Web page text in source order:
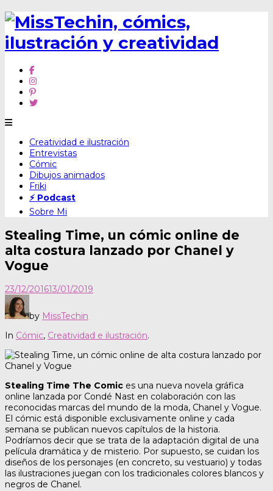
Skip
content
Creatividad e ilustración
Entrevistas
Cómic
Dibujos animados
Friki
⚡ Podcast
Sobre Mi
Stealing Time, un cómic online de
alta costura lanzado por Chanel y
Vogue
23/12/201613/01/2019
by MissTechin
In Cómic, Creatividad e ilustración.
Stealing Time The Comic es una nueva novela gráfica
online lanzada por Condé Nast en colaboración con las
reconocidas marcas del mundo de la moda, Chanel y Vogue.
El cómic está disponible exclusivamente online y cada
semana se publican nuevos capítulos de la historia.
Podríamos decir que se trata de la adaptación digital de una
película dramática y de misterio. Por supuesto, se cuidan los
diseños de los personajes (en concreto, su vestuario) y todas
las ilustraciones juegan con los tradicionales colores blancos y
negros de Chanel.